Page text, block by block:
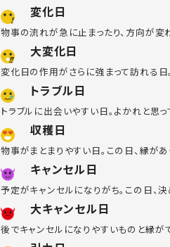
変化日
物事の流れが急に止まったり、方向が変
大変化日
変化日の作用がさらに強まって訪れる日
トラブル日
トラブルに出会いやすい日。よかれと思
収穫日
物事がまとまりやすい日。この日、縁が
キャンセル日
予定がキャンセルになりがち。この日、
大キャンセル日
後でキャンセルになりやすいものと縁が